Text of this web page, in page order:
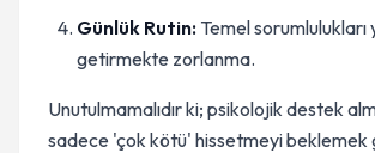
Günlük Rutin: Temel sorumlulukları
getirmekte zorlanma.
Unutulmamalıdır ki; psikolojik destek
sadece 'çok kötü' hissetmeyi beklemek